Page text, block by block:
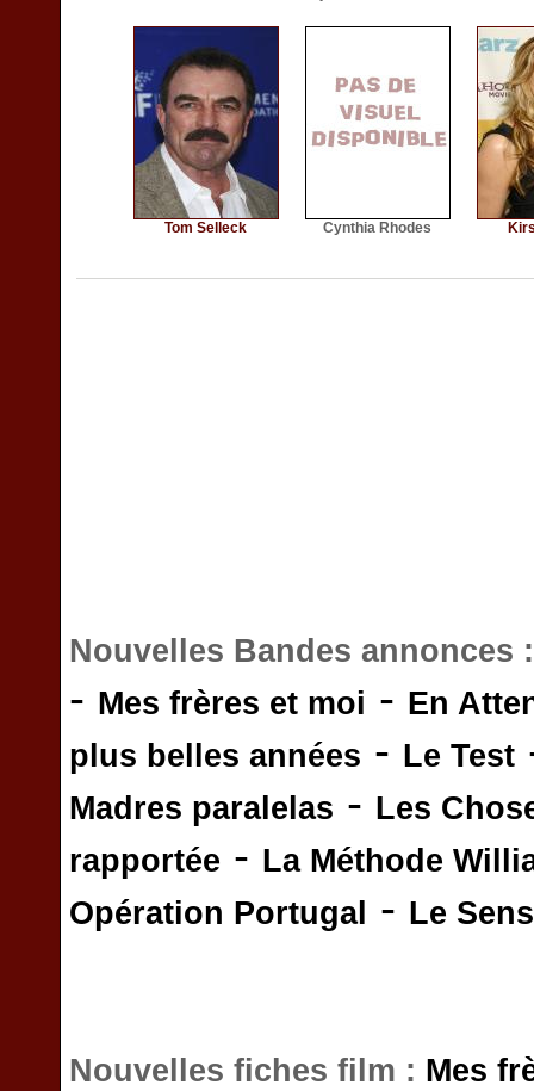
Tom Selleck Cynthia Rhodes
Nouvelles Bandes annonces
- Mes frères et moi - En
plus belles années - Le Test
Madres paralelas - Les
rapportée - La Méthode
Opération Portugal
- Le
Nouvelles fiches film : Mes